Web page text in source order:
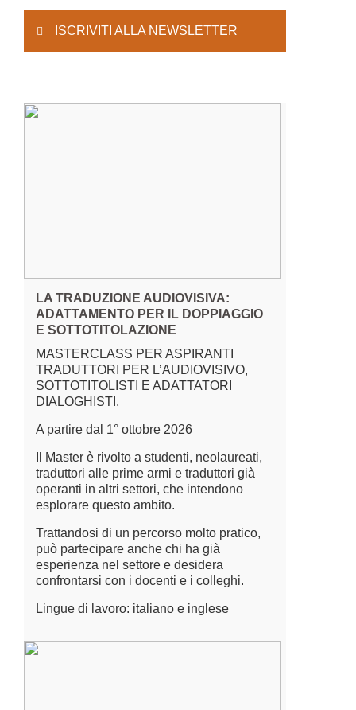
ISCRIVITI ALLA NEWSLETTER
LA TRADUZIONE AUDIOVISIVA:
ADATTAMENTO PER IL DOPPIAGGIO
E SOTTOTITOLAZIONE
MASTERCLASS PER ASPIRANTI
TRADUTTORI PER L’AUDIOVISIVO,
SOTTOTITOLISTI E ADATTATORI
DIALOGHISTI.
A partire dal 1° ottobre 2026
Il Master è rivolto a studenti, neolaureati,
traduttori alle prime armi e traduttori già
operanti in altri settori, che intendono
esplorare questo ambito.
Trattandosi di un percorso molto pratico,
può partecipare anche chi ha già
esperienza nel settore e desidera
confrontarsi con i docenti e i colleghi.
Lingue di lavoro: italiano e inglese